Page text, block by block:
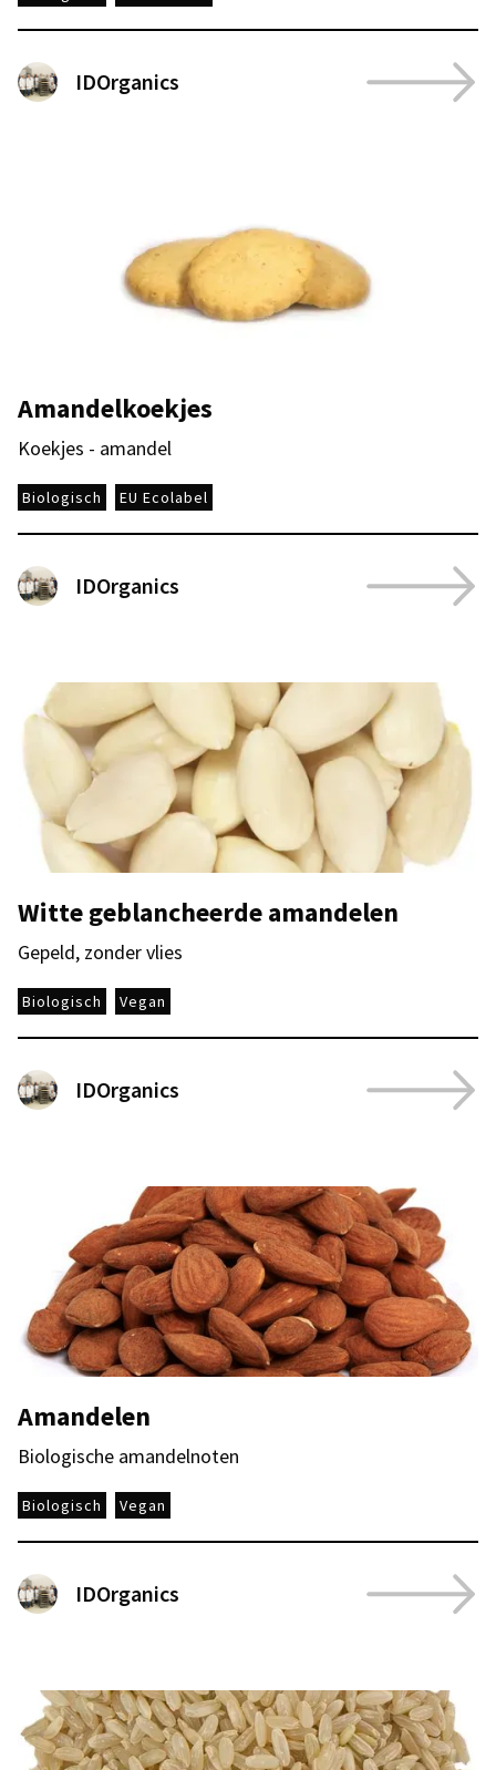
IDOrganics
Amandelkoekjes
Koekjes - amandel
Biologisch EU Ecolabel
IDOrganics
Witte geblancheerde amandelen
Gepeld, zonder vlies
Biologisch Vegan
IDOrganics
Amandelen
Biologische amandelnoten
Biologisch Vegan
IDOrganics